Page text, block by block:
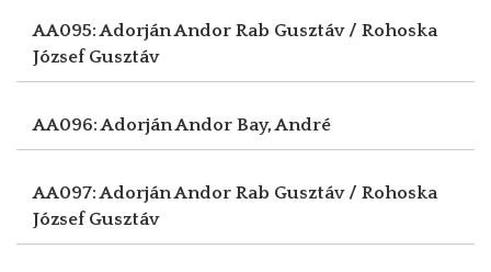
AA095: Adorján Andor Rab Gusztáv / Rohoska
József Gusztáv
AA096: Adorján Andor Bay, André
AA097: Adorján Andor Rab Gusztáv / Rohoska
József Gusztáv